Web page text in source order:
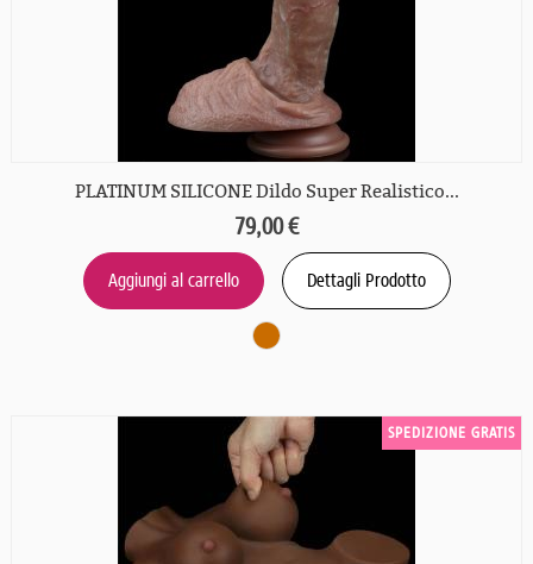
PLATINUM SILICONE Dildo Super Realistico...
79,00 €
Aggiungi al carrello Dettagli Prodotto
SPEDIZIONE GRATIS